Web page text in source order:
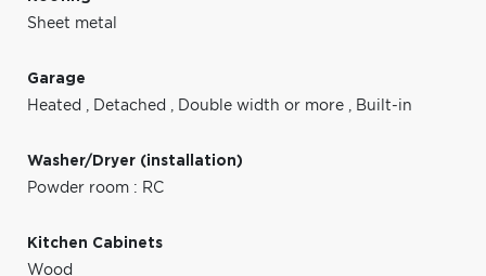
Sheet metal
Garage
Heated , Detached , Double width or more , Built-in
Washer/Dryer (installation)
Powder room : RC
Kitchen Cabinets
Wood